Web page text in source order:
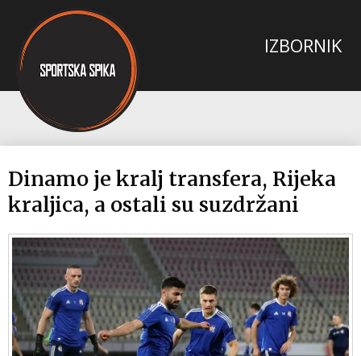
Dinamo je kralj transfera, Rijeka
kraljica, a ostali su suzdržani